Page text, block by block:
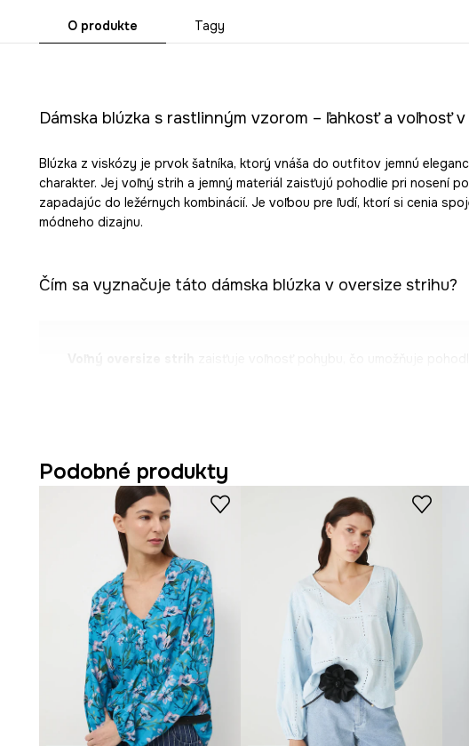
O produkte Tagy
Dámska blúzka s rastlinným vzorom – ľahkosť a voľnosť
Blúzka z viskózy je prvok šatníka, ktorý vnáša do outfitov jemnú
charakter. Jej voľný strih a jemný materiál zaisťujú pohodlie pri nosení
zapadajúc do ležérnych kombinácií. Je voľbou pre ľudí, ktorí si cenia
módneho dizajnu.
Čím sa vyznačuje táto dámska blúzka v oversize strihu?
Viskóza
, mäkké celulózové vlákno, je ľahká a priedušná, príjemná pre
pokožku.
3/4 rukáv so zníženou líniou ramien
dodáva blúzke voľný
moderný vzhľad.
Zapínanie na gombíky s viditeľnou légouuľahčuje obliekanie a
pričom je aj ozdobným detailom.
Manžety so zapínaním na gombíky
umožňujú reguláciu šírky
prispôsobenie zápästiu.
Hladká štruktúra tkaniny
zdôrazňuje jemnosť materiálu a uľahčuje
kombinovanie s inými textúrami.
Podobné produkty